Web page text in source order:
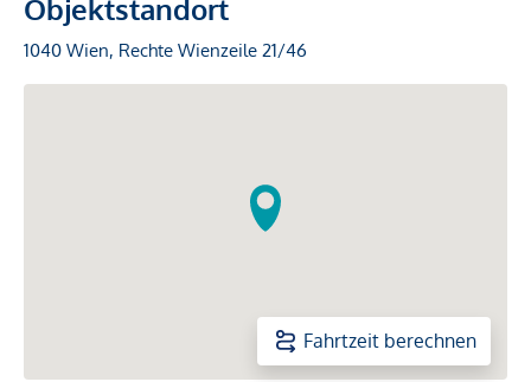
Objektstandort
1040 Wien, Rechte Wienzeile 21/46
Fahrtzeit berechnen